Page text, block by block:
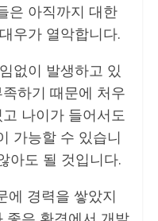
은 아직까지 대한
우가 열악합니다.
없이 발생하고 있
하기 때문에 처우
나이가 들어서도
가능할 수 있습니
아도 될 것입니다.
에 경력을 쌓았지